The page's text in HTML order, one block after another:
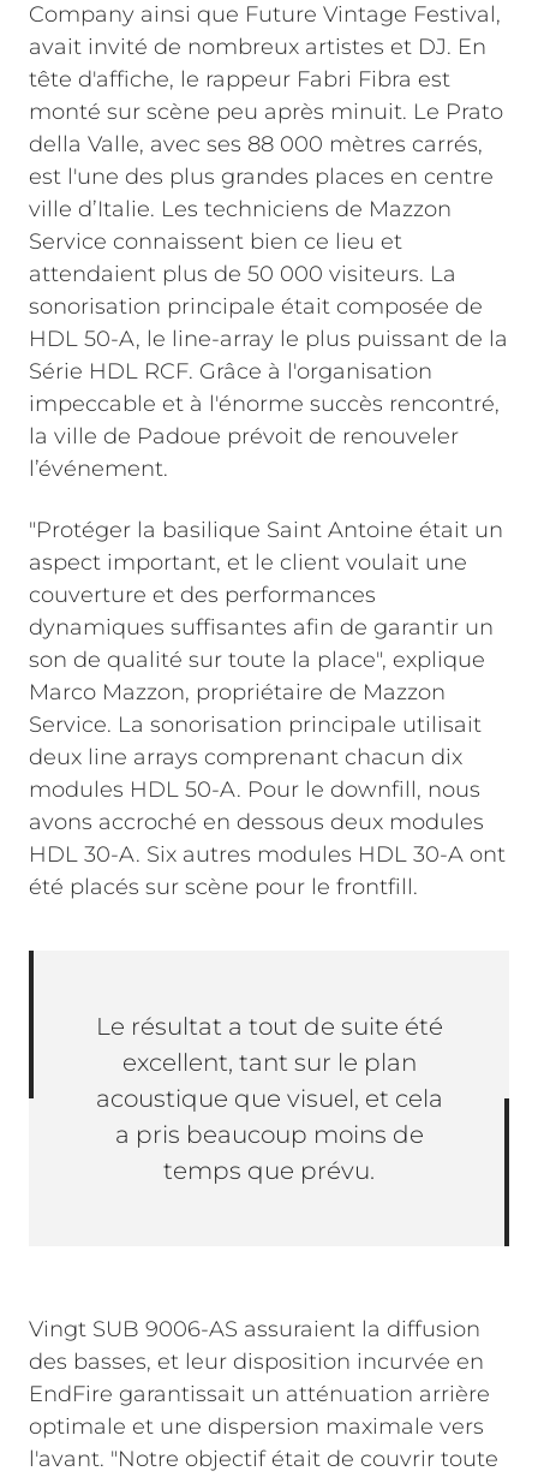
Company ainsi que Future Vintage Festival,
avait invité de nombreux artistes et DJ. En
tête d'affiche, le rappeur Fabri Fibra est
monté sur scène peu après minuit. Le Prato
della Valle, avec ses 88 000 mètres carrés,
est l'une des plus grandes places en centre
ville d’Italie. Les techniciens de Mazzon
Service connaissent bien ce lieu et
attendaient plus de 50 000 visiteurs. La
sonorisation principale était composée de
HDL 50-A, le line-array le plus puissant de la
Série HDL RCF. Grâce à l'organisation
impeccable et à l'énorme succès rencontré,
la ville de Padoue prévoit de renouveler
l’événement.
"Protéger la basilique Saint Antoine était un
aspect important, et le client voulait une
couverture et des performances
dynamiques suffisantes afin de garantir un
son de qualité sur toute la place", explique
Marco Mazzon, propriétaire de Mazzon
Service. La sonorisation principale utilisait
deux line arrays comprenant chacun dix
modules HDL 50-A. Pour le downfill, nous
avons accroché en dessous deux modules
HDL 30-A. Six autres modules HDL 30-A ont
été placés sur scène pour le frontfill.
Le résultat a tout de suite été
excellent, tant sur le plan
acoustique que visuel, et cela
a pris beaucoup moins de
temps que prévu.
Vingt SUB 9006-AS assuraient la diffusion
des basses, et leur disposition incurvée en
EndFire garantissait un atténuation arrière
optimale et une dispersion maximale vers
l'avant. "Notre objectif était de couvrir toute